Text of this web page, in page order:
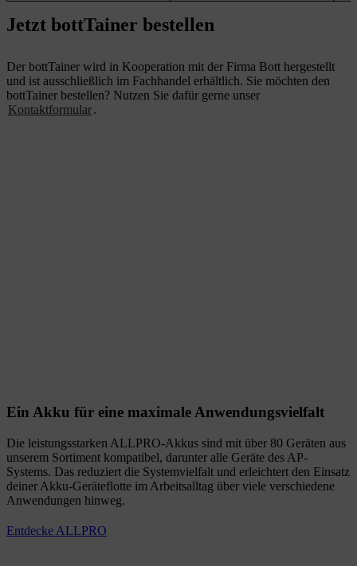
Jetzt bottTainer bestellen
Der bottTainer wird in Kooperation mit der Firma Bott hergestellt
und ist ausschließlich im Fachhandel erhältlich. Sie möchten den
bottTainer bestellen? Nutzen Sie dafür gerne unser
Kontaktformular.
Ein Akku für eine maximale Anwendungsvielfalt
Die leistungsstarken ALLPRO-Akkus sind mit über 80 Geräten aus
unserem Sortiment kompatibel, darunter alle Geräte des AP-
Systems. Das reduziert die Systemvielfalt und erleichtert den Einsatz
deiner Akku-Geräteflotte im Arbeitsalltag über viele verschiedene
Anwendungen hinweg.
Entdecke ALLPRO